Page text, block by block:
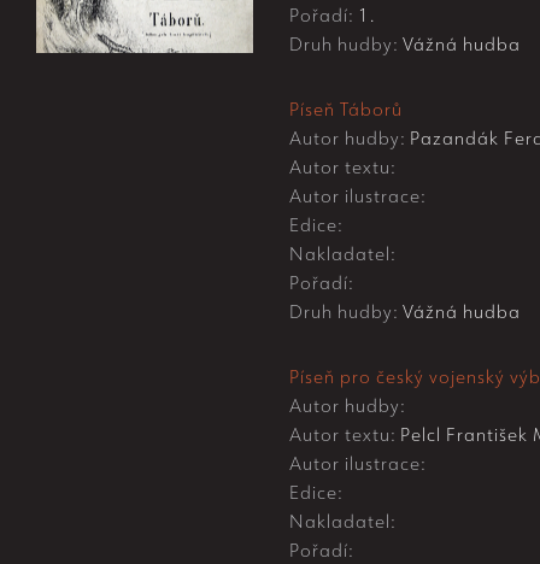
Pořadí: 1.
Druh hudby: Vážná hudba
Píseň Táborů
Autor hudby: Pazandák
Autor textu:
Autor ilustrace:
Edice:
Nakladatel:
Pořadí:
Druh hudby: Vážná hudba
Píseň pro český vojenský
Autor hudby:
Autor textu: Pelcl František
Autor ilustrace:
Edice:
Nakladatel:
Pořadí: